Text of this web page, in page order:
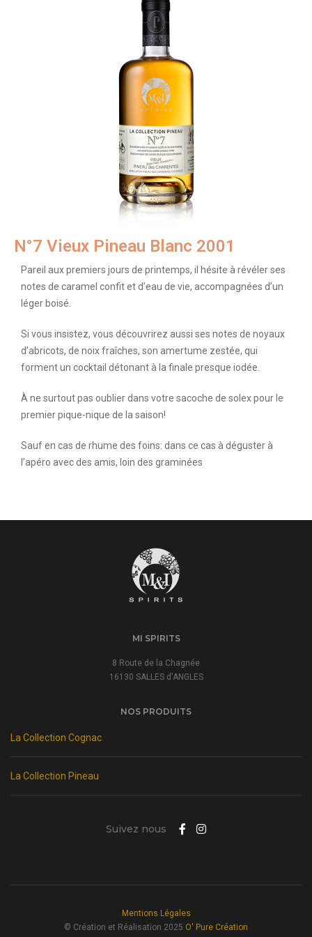
N°7 Vieux Pineau Blanc 2001
Pareil aux premiers jours de printemps, il hésite à révéler ses
notes de caramel confit et d’eau de vie, accompagnées d’un
léger boisé.
Si vous insistez, vous découvrirez aussi ses notes de noyaux
d’abricots, de noix fraîches, son amertume zestée, qui
forment un cocktail détonant à la finale presque iodée.
À ne surtout pas oublier dans votre sacoche de solex pour le
premier pique-nique de la saison!
Sauf en cas de rhume des foins: dans ce cas à déguster à
l’apéro avec des amis, loin des graminées
MI SPIRITS
8 Route de la Chagnée
16130 SALLES d'ANGLES
NOS PRODUITS
La Collection Cognac
La Collection Pineau
Suivez nous
Mentions Légales
© Création et Réalisation 2025 O' Pure Création